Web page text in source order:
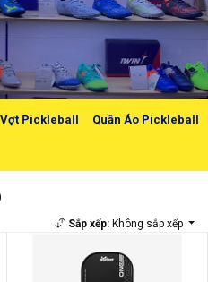
Vợt Pickleball Quần Áo Pickleball
Sắp xếp:Không sắp xếp